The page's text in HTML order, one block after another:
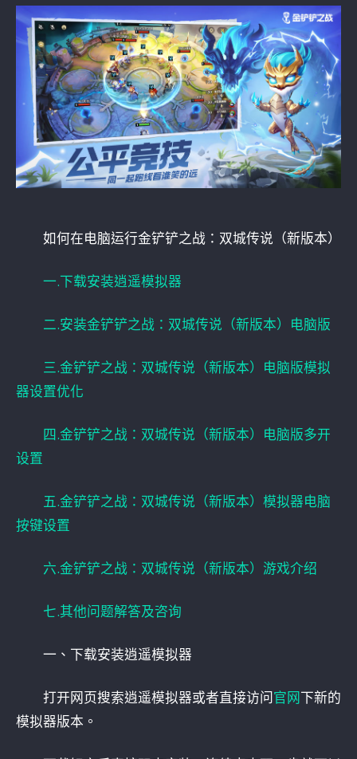
如何在电脑运行金铲铲之战：双城传说（新版本）
一.下载安装逍遥模拟器
二.安装金铲铲之战：双城传说（新版本）电脑版
三.金铲铲之战：双城传说（新版本）电脑版模拟
器设置优化
四.金铲铲之战：双城传说（新版本）电脑版多开
设置
五.金铲铲之战：双城传说（新版本）模拟器电脑
按键设置
六.金铲铲之战：双城传说（新版本）游戏介绍
七.其他问题解答及咨询
一、下载安装逍遥模拟器
打开网页搜索逍遥模拟器或者直接访问官网下新的
模拟器版本。